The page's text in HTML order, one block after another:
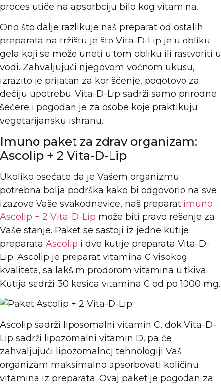
proces utiče na apsorbciju bilo kog vitamina.
Ono što dalje razlikuje naš preparat od ostalih
preparata na tržištu je što Vita-D-Lip je u obliku
gela koji se može uneti u tom obliku ili rastvoriti u
vodi. Zahvaljujući njegovom voćnom ukusu,
izrazito je prijatan za korišćenje, pogotovo za
dečiju upotrebu. Vita-D-Lip sadrži samo prirodne
šećere i pogodan je za osobe koje praktikuju
vegetarijansku ishranu.
Imuno paket za zdrav organizam:
Ascolip + 2 Vita-D-Lip
Ukoliko osećate da je Vašem organizmu
potrebna bolja podrška kako bi odgovorio na sve
izazove Vaše svakodnevice, naš preparat imuno
Ascolip + 2 Vita-D-Lip može biti pravo rešenje za
Vaše stanje. Paket se sastoji iz jedne kutije
preparata Ascolip i dve kutije preparata Vita-D-
Lip. Ascolip je preparat vitamina C visokog
kvaliteta, sa lakšim prodorom vitamina u tkiva.
Kutija sadrži 30 kesica vitamina C od po 1000 mg.
Ascolip sadrži liposomalni vitamin C, dok Vita-D-
Lip sadrži lipozomalni vitamin D, pa će
zahvaljujući lipozomalnoj tehnologiji Vaš
organizam maksimalno apsorbovati količinu
vitamina iz preparata. Ovaj paket je pogodan za